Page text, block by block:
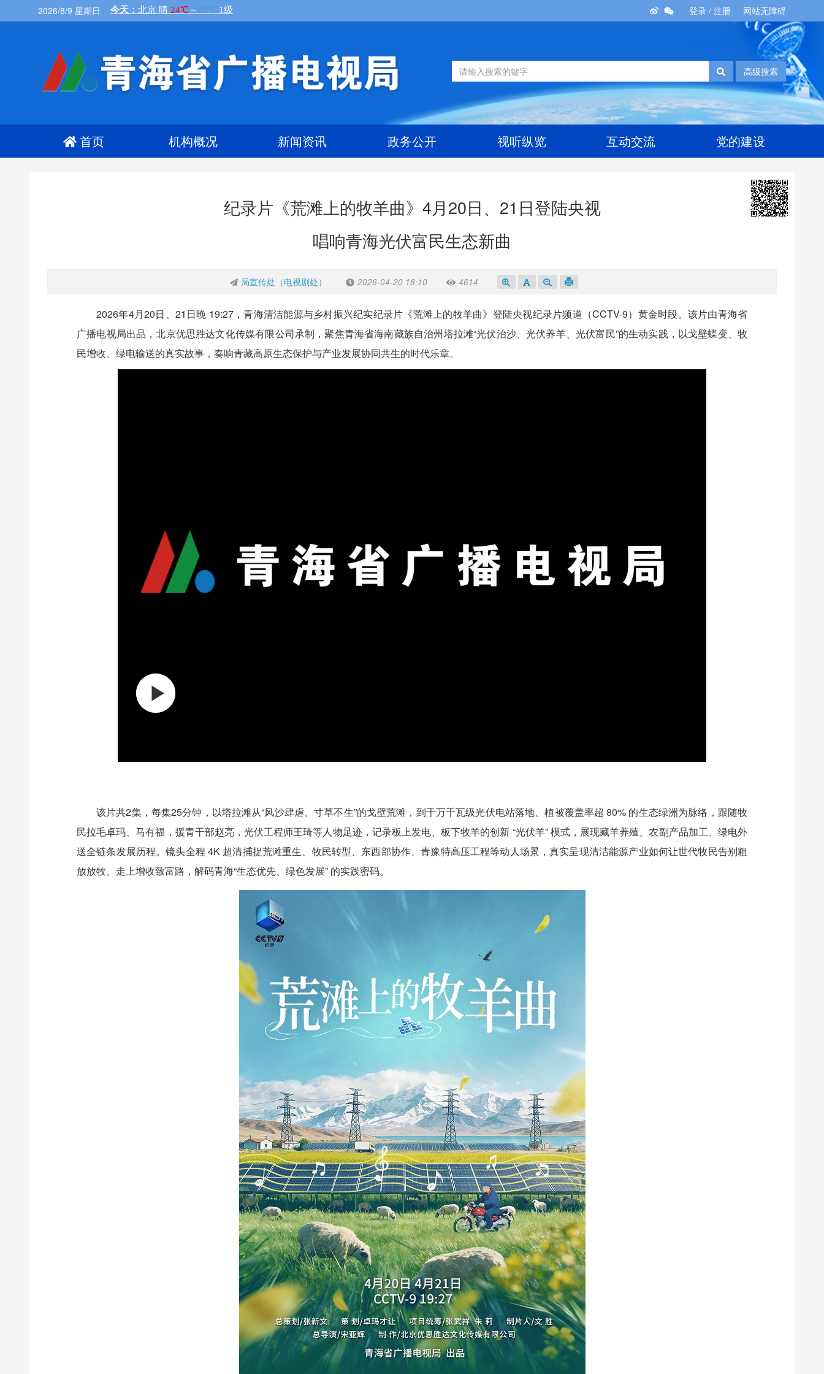
2026/8/9 星期日 登录 / 注册 网站无障碍
高级搜索
首页 机构概况 新闻资讯 政务公开 视听纵览 互动交流 党的建设
纪录片《荒滩上的牧羊曲》4月20日、21日登陆央视
唱响青海光伏富民生态新曲
局宣传处（电视剧处） 2026-04-20 18:10 4614
2026年4月20日、21日晚 19:27，青海清洁能源与乡村振兴纪实纪录片《荒滩上的牧羊曲》登陆央视纪录片频道（CCTV-9）黄金时段。该片由青海省
广播电视局出品，北京优思胜达文化传媒有限公司承制，聚焦青海省海南藏族自治州塔拉滩“光伏治沙、光伏养羊、光伏富民”的生动实践，以戈壁蝶变、牧
民增收、绿电输送的真实故事，奏响青藏高原生态保护与产业发展协同共生的时代乐章。
该片共2集，每集25分钟，以塔拉滩从“风沙肆虐、寸草不生”的戈壁荒滩，到千万千瓦级光伏电站落地、植被覆盖率超 80% 的生态绿洲为脉络，跟随牧
民拉毛卓玛、马有福，援青干部赵亮，光伏工程师王琦等人物足迹，记录板上发电、板下牧羊的创新 “光伏羊” 模式，展现藏羊养殖、农副产品加工、绿电外
送全链条发展历程。镜头全程 4K 超清捕捉荒滩重生、牧民转型、东西部协作、青豫特高压工程等动人场景，真实呈现清洁能源产业如何让世代牧民告别粗
放放牧、走上增收致富路，解码青海“生态优先、绿色发展” 的实践密码。